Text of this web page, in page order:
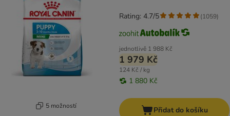
5 možností
jednotlivě 1 988 Kč
1 979 Kč
124 Kč / kg
1 880 Kč
Rating: 4.7/5 (1059)
Přidat do košíku